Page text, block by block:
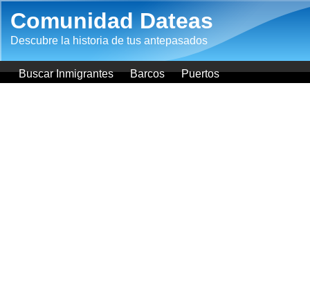
Comunidad Dateas
Descubre la historia de tus antepasados
Buscar Inmigrantes Barcos Puertos